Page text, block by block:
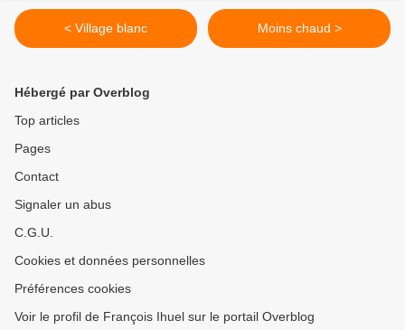
< Village blanc Moins chaud >
Hébergé par Overblog
Top articles
Pages
Contact
Signaler un abus
C.G.U.
Cookies et données personnelles
Préférences cookies
Voir le profil de François Ihuel sur le portail Overblog